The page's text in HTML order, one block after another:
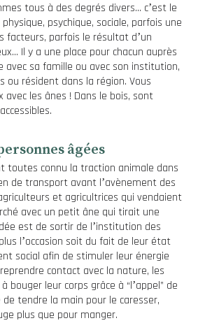
tous à des degrés divers… cʼest le
psychique, sociale, parfois une
facteurs, parfois le résultat dʼun
Il y a une place pour chacun auprès
avec sa famille ou avec son institution,
ou résident dans la région. Vous
avec les ânes ! Dans le bois, sont
âgées
toutes connu la traction animale dans
de transport avant lʼavènement des
et agricultrices qui vendaient
avec un petit âne qui tirait une
est de sortir de lʼinstitution des
lʼoccasion soit du fait de leur état
social afin de stimuler leur énergie
contact avec la nature, les
bouger leur corps grâce à “lʼappel” de
de tendre la main pour le caresser,
plus que pour manger.